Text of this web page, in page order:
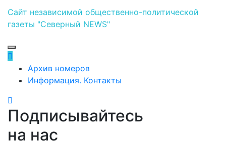
Сайт независимой общественно-политической
газеты "Северный NEWS"
Архив номеров
Информация. Контакты
Подписывайтесь
на нас